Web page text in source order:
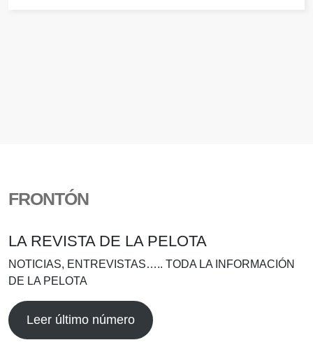
FRONTÓN
LA REVISTA DE LA PELOTA
NOTICIAS, ENTREVISTAS….. TODA LA INFORMACIÓN
DE LA PELOTA
Leer último número